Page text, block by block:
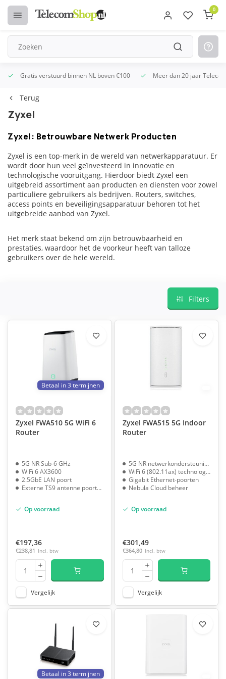
0
Altijd scherpe prijzen Uitsluitend de beste merken Gratis
Terug
Zyxel
Zyxel: Betrouwbare Netwerk Producten
Zyxel is een top-merk in de wereld van netwerkapparatuur. Er
wordt door hun veel geïnvesteerd in innovatie en
technologische vooruitgang. Hierdoor biedt Zyxel een
uitgebreid assortiment aan producten en diensten voor zowel
particuliere gebruikers als bedrijven. Routers, switches,
access points en beveiligingsapparatuur behoren tot het
uitgebreide aanbod van Zyxel.
Het merk staat bekend om zijn betrouwbaarheid en
prestaties, waardoor het de voorkeur heeft van talloze
gebruikers over de hele wereld.
Filters
Betaal in 3 termijnen
Zyxel FWA510 5G WiFi 6
Router
5G NR Sub-6 GHz
WiFi 6 AX3600
2.5GbE LAN poort
Externe TS9 antenne poorten
Op voorraad
€197,36
€238,81 Incl. btw
Vergelijk
Zyxel FWA515 5G Indoor
Router
5G NR netwerkondersteuning
WiFi 6 (802.11ax) technologie
Gigabit Ethernet-poorten
Nebula Cloud beheer
Op voorraad
€301,49
€364,80 Incl. btw
Vergelijk
Betaal in 3 termijnen